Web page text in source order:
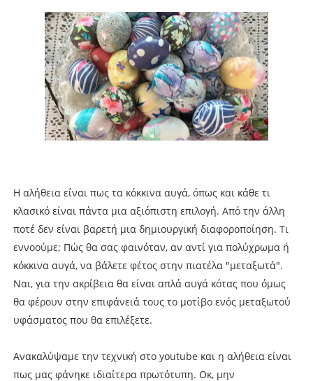
Η αλήθεια είναι πως τα κόκκινα αυγά, όπως και κάθε τι
κλασικό είναι πάντα μια αξιόπιστη επιλογή. Από την άλλη
ποτέ δεν είναι βαρετή μια δημιουργική διαφοροποίηση. Τι
εννοούμε; Πώς θα σας φαινόταν, αν αντί για πολύχρωμα ή
κόκκινα αυγά, να βάλετε φέτος στην πιατέλα "μεταξωτά".
Ναι, για την ακρίβεια θα είναι απλά αυγά κότας που όμως
θα φέρουν στην επιφάνειά τους το μοτίβο ενός μεταξωτού
υφάσματος που θα επιλέξετε.
Ανακαλύψαμε την τεχνική στο youtube και η αλήθεια είναι
πως μας φάνηκε ιδιαίτερα πρωτότυπη. Οκ, μην